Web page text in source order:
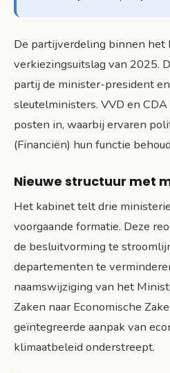
De partijverdeling binnen
verkiezingsuitslag van 2025.
partij de minister-president
sleutelministers. VVD en
posten in, waarbij ervaren
(Financiën) hun functie
Nieuwe structuur met
Het kabinet telt drie
voorgaande formatie. Deze
de besluitvorming te
departementen te
naamswijziging van het
Zaken naar Economische
geïntegreerde aanpak van
klimaatbeleid onderstreept.